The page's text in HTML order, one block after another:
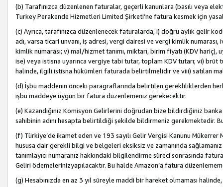
(b) Tarafınızca düzenlenen faturalar, geçerli kanunlara (basılı veya
Turkey Perakende Hizmetleri Limited Şirketi’ne fatura kesmek için
(c) Ayrıca, tarafınızca düzenlenecek faturalarda, i) doğru aylık gelir
adı, varsa ticari unvanı, iş adresi, vergi dairesi ve vergi kimlik
kimlik numarası; v) mal/hizmet tanımı, miktarı, birim fiyatı (KDV
ise) veya istisna uyarınca vergiye tabi tutar, toplam KDV tutarı; vi) brüt
halinde, ilgili istisna hükümleri faturada belirtilmelidir ve viii) satılan
(d) İşbu maddenin önceki paragraflarında belirtilen gerekliliklerden
işbu maddeye uygun bir fatura düzenlemeniz gerekecektir.
(e) Kazandığınız Komisyon Gelirlerini doğrudan bize bildirdiğiniz banka
sahibinin adını hesapta belirtildiği şekilde bildirmeniz gerekmektedir.
(f) Türkiye’de ikamet eden ve 193 sayılı Gelir Vergisi Kanunu
hususa dair gerekli bilgi ve belgeleri eksiksiz ve zamanında
tanımlayıcı numaranız hakkındaki bilgilendirme süreci sonrasında
Geliri ödemelerinizyapılacaktır. Bu halde Amazon’a fatura
(g) Hesabınızda en az 3 yıl süreyle maddi bir hareket olmaması